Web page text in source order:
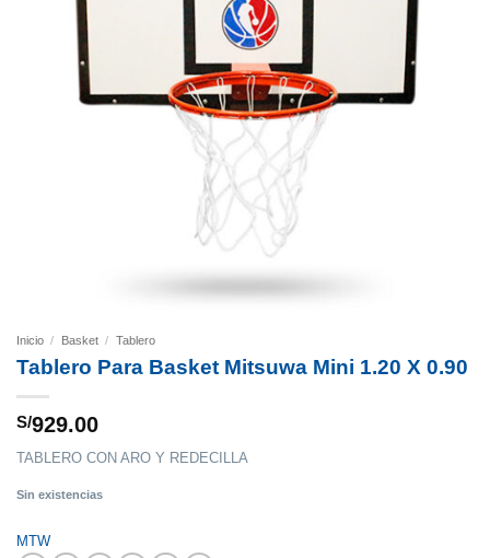
Inicio / Basket / Tablero
Tablero Para Basket Mitsuwa Mini 1.20 X 0.90
S/929.00
TABLERO CON ARO Y REDECILLA
Sin existencias
MTW